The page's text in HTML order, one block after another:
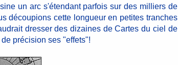
un arc s'étendant parfois sur des milliers de
découpions cette longueur en petites tranches
dresser des dizaines de Cartes du ciel de
précision ses "effets"!